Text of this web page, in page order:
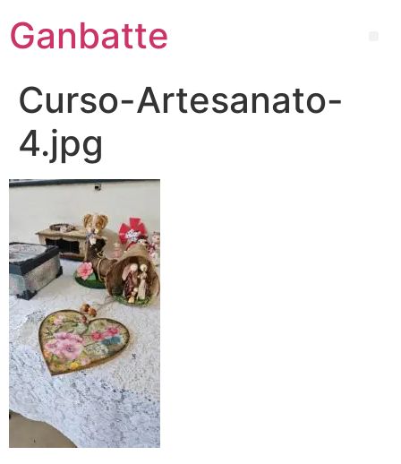
Ganbatte
Curso-Artesanato-
4.jpg